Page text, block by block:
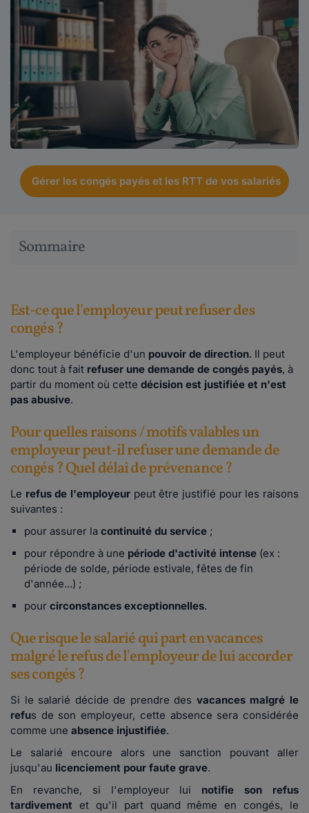
Gérer les congés payés et les RTT de vos salariés
Sommaire
Est-ce que l'employeur peut refuser des
congés ?
L'employeur bénéficie d'un pouvoir de direction. Il peut
donc tout à fait refuser une demande de congés payés, à
partir du moment où cette décision est justifiée et n'est
pas abusive.
Pour quelles raisons / motifs valables un
employeur peut-il refuser une demande de
congés ? Quel délai de prévenance ?
Le refus de l'employeur peut être justifié pour les raisons
suivantes :
pour assurer la continuité du service ;
pour répondre à une période d'activité intense (ex :
période de solde, période estivale, fêtes de fin
d'année...) ;
pour circonstances exceptionnelles.
Que risque le salarié qui part en vacances
malgré le refus de l'employeur de lui accorder
ses congés ?
Si le salarié décide de prendre des vacances malgré le
refus de son employeur, cette absence sera considérée
comme une absence injustifiée.
Le salarié encoure alors une sanction pouvant aller
jusqu'au licenciement pour faute grave.
En revanche, si l'employeur lui notifie son refus
tardivement et qu'il part quand même en congés, le